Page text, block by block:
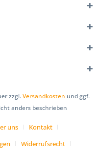
zzgl.Versandkosten und ggf.
anders beschrieben
uns
Kontakt
Widerrufsrecht